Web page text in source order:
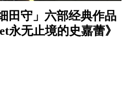
田守」六部经典作品
永无止境的史嘉蕾》